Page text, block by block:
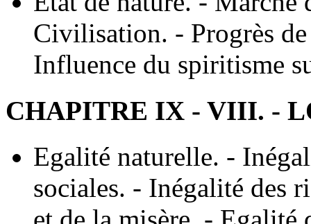
Civilisation. - Progrès
Influence du spiritisme
CHAPITRE IX - VIII. -
Egalité naturelle. -
sociales. - Inégalité des